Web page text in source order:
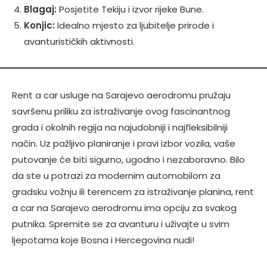
Blagaj: Posjetite Tekiju i izvor rijeke Bune.
Konjic: Idealno mjesto za ljubitelje prirode i
avanturističkih aktivnosti.
Rent a car usluge na Sarajevo aerodromu pružaju
savršenu priliku za istraživanje ovog fascinantnog
grada i okolnih regija na najudobniji i najfleksibilniji
način. Uz pažljivo planiranje i pravi izbor vozila, vaše
putovanje će biti sigurno, ugodno i nezaboravno. Bilo
da ste u potrazi za modernim automobilom za
gradsku vožnju ili terencem za istraživanje planina, rent
a car na Sarajevo aerodromu ima opciju za svakog
putnika. Spremite se za avanturu i uživajte u svim
ljepotama koje Bosna i Hercegovina nudi!